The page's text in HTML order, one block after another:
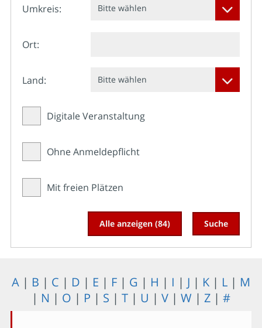
Umkreis: Bitte wählen
Ort:
Land: Bitte wählen
Digitale Veranstaltung
Ohne Anmeldepflicht
Mit freien Plätzen
A | B | C | D | E | F | G | H | I | J | K | L | M
| N | O | P | S | T | U | V | W | Z | #